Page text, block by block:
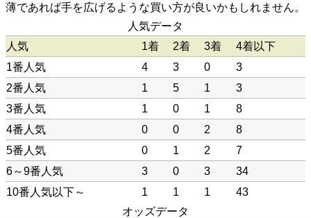
薄であれば手を広げるような買い方が良いかもしれません。
人気データ
人気
1着 2着 3着
4着以下
1番人気
4 3 0
3
2番人気
1 5 1
3
3番人気
1 0 1
8
4番人気
0 0 2
8
5番人気
0 1 2
7
6～9番人気
3 0 3
34
10番人気以下～
1 1 1
43
オッズデータ